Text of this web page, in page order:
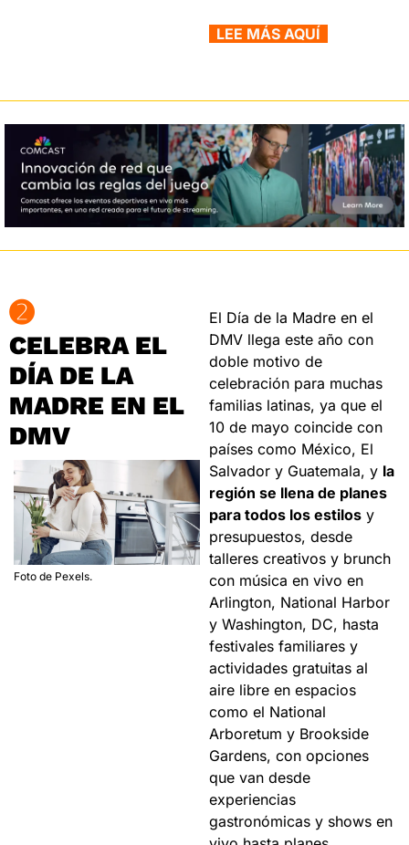
  LEE MÁS AQUÍ
➋
CELEBRA EL
DÍA DE LA
MADRE EN EL
DMV
Foto de Pexels.
El Día de la Madre en el
DMV llega este año con
doble motivo de
celebración para muchas
familias latinas, ya que el
10 de mayo coincide con
países como México, El
Salvador y Guatemala, y la
región se llena de planes
para todos los estilos y
presupuestos, desde
talleres creativos y brunch
con música en vivo en
Arlington, National Harbor
y Washington, DC, hasta
festivales familiares y
actividades gratuitas al
aire libre en espacios
como el National
Arboretum y Brookside
Gardens, con opciones
que van desde
experiencias
gastronómicas y shows en